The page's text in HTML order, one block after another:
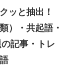
ッと抽出！
）・共起語・
記事・トレ